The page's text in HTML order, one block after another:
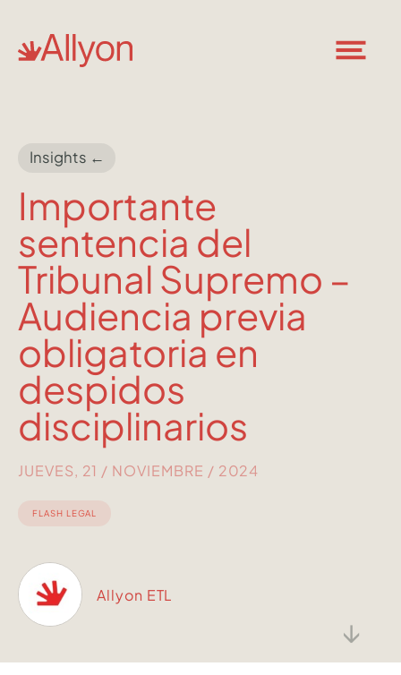
↓
Insights ←
Importante
sentencia del
Tribunal Supremo –
Audiencia previa
obligatoria en
despidos
disciplinarios
JUEVES, 21 / NOVIEMBRE / 2024
FLASH LEGAL
Allyon ETL